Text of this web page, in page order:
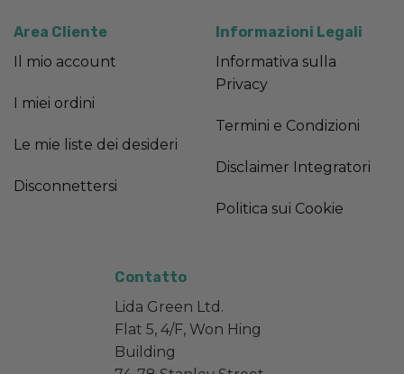
Area Cliente
Il mio account
I miei ordini
Le mie liste dei desideri
Disconnettersi
Informazioni Legali
Informativa sulla
Privacy
Termini e Condizioni
Disclaimer Integratori
Politica sui Cookie
Contatto
Lida Green Ltd.
Flat 5, 4/F, Won Hing
Building